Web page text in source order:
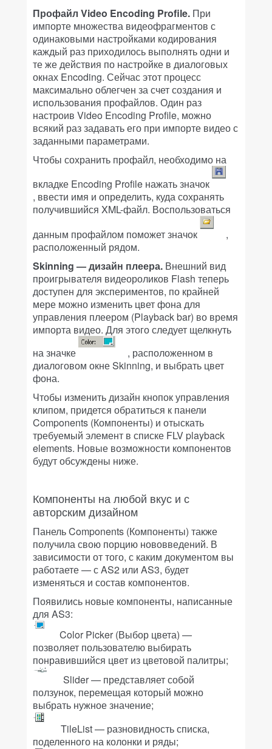
Профайл Video Encoding Profile. При
импорте множества видеофрагментов с
одинаковыми настройками кодирования
каждый раз приходилось выполнять одни и
те же действия по настройке в диалоговых
окнах Encoding. Сейчас этот процесс
максимально облегчен за счет создания и
использования профайлов. Один раз
настроив Video Encoding Profile, можно
всякий раз задавать его при импорте видео с
заданными параметрами.
Чтобы сохранить профайл, необходимо на
вкладке Encoding Profile нажать значок
, ввести имя и определить, куда сохранять
получившийся XML-файл. Воспользоваться
данным профайлом поможет значок
,
расположенный рядом.
Skinning — дизайн плеера. Внешний вид
проигрывателя видеороликов Flash теперь
доступен для экспериментов, по крайней
мере можно изменить цвет фона для
управления плеером (Playback bar) во время
импорта видео. Для этого следует щелкнуть
на значке
, расположенном в
диалоговом окне Skinning, и выбрать цвет
фона.
Чтобы изменить дизайн кнопок управления
клипом, придется обратиться к панели
Components (Компоненты) и отыскать
требуемый элемент в списке FLV playback
elements. Новые возможности компонентов
будут обсуждены ниже.
Компоненты на любой вкус и с
авторским дизайном
Панель Components (Компоненты) также
получила свою порцию нововведений. В
зависимости от того, с каким документом вы
работаете — с AS2 или AS3, будет
изменяться и состав компонентов.
Появились новые компоненты, написанные
для AS3:
Color Picker (Выбор цвета) —
позволяет пользователю выбирать
понравившийся цвет из цветовой палитры;
Slider — представляет собой
ползунок, перемещая который можно
выбрать нужное значение;
TileList — разновидность списка,
поделенного на колонки и ряды;